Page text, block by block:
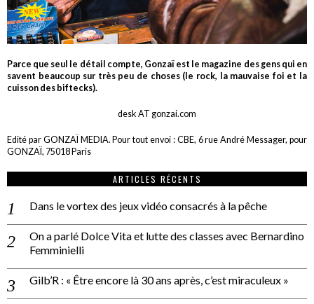
Parce que seul le détail compte, Gonzaï est le magazine des gens qui en
savent beaucoup sur très peu de choses (le rock, la mauvaise foi et la
cuisson des biftecks).
desk AT gonzai.com
Edité par GONZAÏ MEDIA. Pour tout envoi : CBE, 6 rue André Messager, pour
GONZAÏ, 75018 Paris
ARTICLES RÉCENTS
Dans le vortex des jeux vidéo consacrés à la pêche
On a parlé Dolce Vita et lutte des classes avec Bernardino
Femminielli
Gilb’R : « Être encore là 30 ans après, c’est miraculeux »